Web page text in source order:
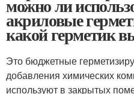
можно ли
акриловые
какой герметик
Это бюджетные
добавления химических
используют в закрытых